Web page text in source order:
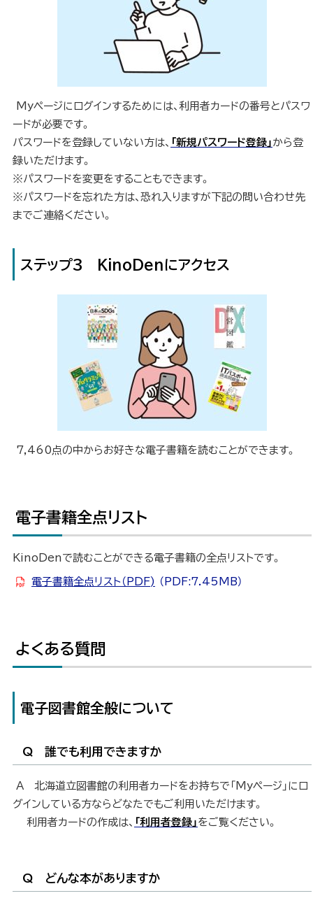
Myページにログインするためには、利用者カードの番号とパスワ
ードが必要です。
パスワードを登録していない方は、 「新規パスワード登録」 から登
録いただけます。
※パスワードを変更をすることもできます。
※パスワードを忘れた方は、恐れ入りますが下記の問い合わせ先
までご連絡ください。
ステップ3 KinoDenにアクセス
7,460点の中からお好きな電子書籍を読むことができます。
ト
ッ
プ
戻
電子書籍全点リスト
KinoDenで読むことができる電子書籍の全点リストです。
電子書籍全点リスト（PDF) （PDF:7.45MB）
ト
ッ
に
戻
よくある質問
電子図書館全般について
Q 誰でも利用できますか
A 北海道立図書館の利用者カードをお持ちで「Myページ」にロ
グインしている方ならどなたでもご利用いただけます。
利用者カードの作成は、 「利用者登録」 をご覧ください。
Q どんな本がありますか